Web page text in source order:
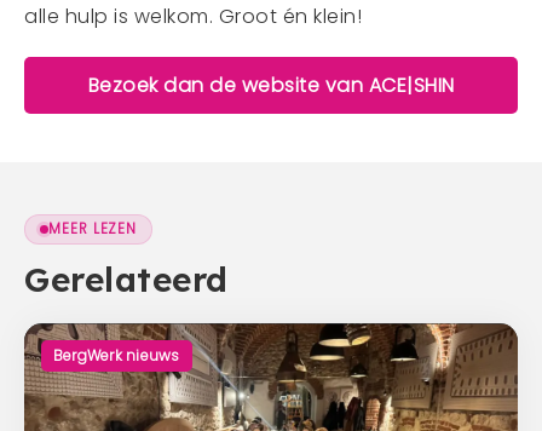
alle hulp is welkom. Groot én klein!
Bezoek dan de website van ACE|SHIN
MEER LEZEN
Gerelateerd
BergWerk nieuws